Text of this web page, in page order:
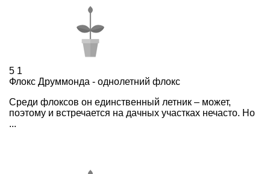
5 1
Флокс Друммонда - однолетний флокс
Среди флоксов он единственный летник – может,
поэтому и встречается на дачных участках нечасто. Но
...